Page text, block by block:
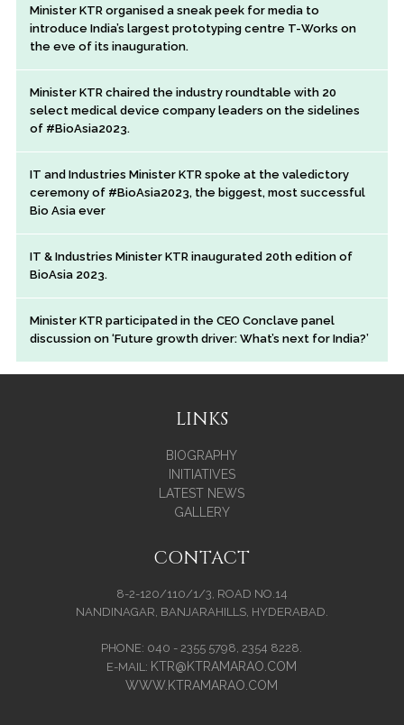
Minister KTR organised a sneak peek for media to
introduce India’s largest prototyping centre T-Works on
the eve of its inauguration.
Minister KTR chaired the industry roundtable with 20
select medical device company leaders on the sidelines
of #BioAsia2023.
IT and Industries Minister KTR spoke at the valedictory
ceremony of #BioAsia2023, the biggest, most successful
Bio Asia ever
IT & Industries Minister KTR inaugurated 20th edition of
BioAsia 2023.
Minister KTR participated in the CEO Conclave panel
discussion on ‘Future growth driver: What’s next for India?’
LINKS
BIOGRAPHY
INITIATIVES
LATEST NEWS
GALLERY
CONTACT
8-2-120/110/1/3, ROAD NO.14
NANDINAGAR, BANJARAHILLS, HYDERABAD.
PHONE: 040 - 2355 5798, 2354 8228.
E-MAIL: KTR@KTRAMARAO.COM
WWW.KTRAMARAO.COM